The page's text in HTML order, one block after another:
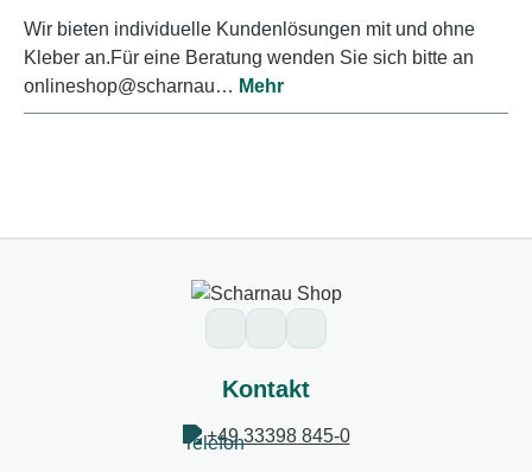
Wir bieten individuelle Kundenlösungen mit und ohne
Kleber an.Für eine Beratung wenden Sie sich bitte an
onlineshop@scharnau… Mehr
Kontakt
+49 33398 845-0